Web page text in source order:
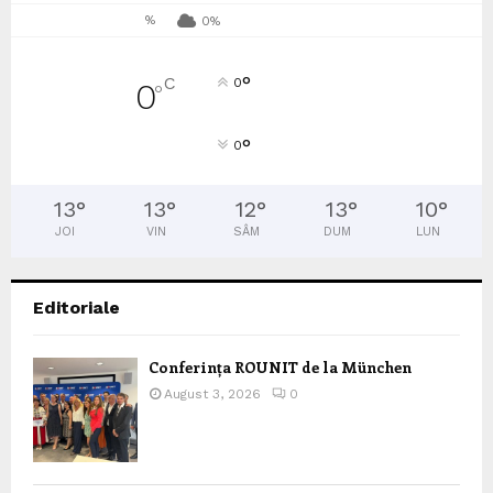
% 0%
0°C 0°
0°
13°
JOI
13°
VIN
12°
SÂM
13°
DUM
10°
LUN
Editoriale
Conferința ROUNIT de la München
August 3, 2026 0